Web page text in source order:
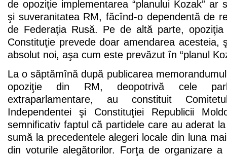
de opoziţie implementarea “planului Kozak” ar
şi suveranitatea RM, făcînd-o dependentă de
de Federaţia Rusă. Pe de altă parte,
Constituţie prevede doar amendarea acesteia,
absolut noi, aşa cum este prevăzut în “planul
La o săptămînă după publicarea
opoziţie din RM, deopotrivă cele
extraparlamentare, au constituit
Independentei şi Constituţiei Republicii
semnificativ faptul că partidele care au aderat
sumă la precedentele alegeri locale din luna
din voturile alegătorilor. Forţa de organizare